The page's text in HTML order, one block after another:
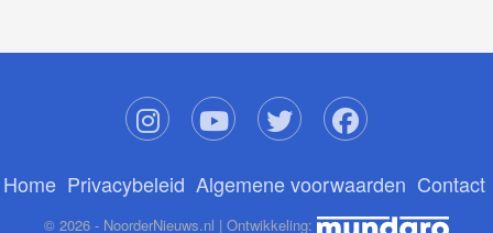
Home Privacybeleid Algemene voorwaarden Contact
© 2026 - NoorderNieuws.nl | Ontwikkeling: